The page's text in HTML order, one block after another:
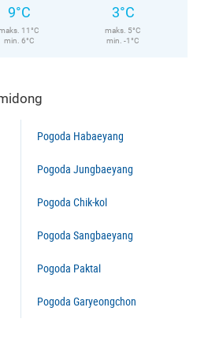
9°C
11°C
min. 6°C
3°C
maks. 5°C
min. -1°C
Pogoda Habaeyang
Pogoda Jungbaeyang
Pogoda Chik-kol
Pogoda Sangbaeyang
Pogoda Paktal
Pogoda Garyeongchon